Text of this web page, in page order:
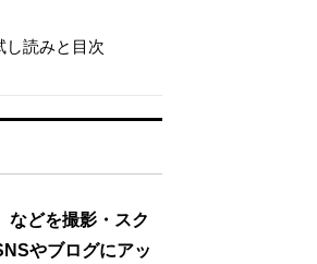
読みと目次
などを撮影・スク
やブログにアッ